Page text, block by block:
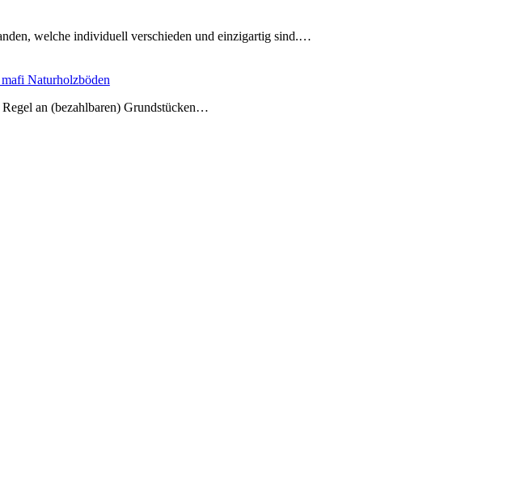
welche individuell verschieden und einzigartig sind.…
Naturholzböden
an (bezahlbaren) Grundstücken…